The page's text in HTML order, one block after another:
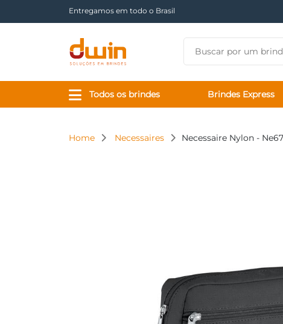
Há mais de 17 anos tornando sua marca presente
Todos os brindes Brindes Express
Home Necessaires Necessaire Nylon -